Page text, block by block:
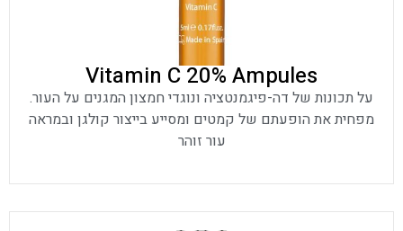
Vitamin C 20% Ampules
על תכונות של דה-פיגמנטציה ונוגדי חמצון המגנים על העור.
מפחית את הופעתם של קמטים ומסייע בייצור קולגן ובמראה
עור זוהר